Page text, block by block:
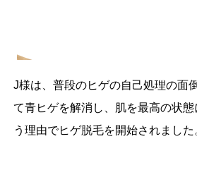
J様は、普段のヒゲの自己処理の面
て青ヒゲを解消し、肌を最高の状
う理由でヒゲ脱毛を開始されました